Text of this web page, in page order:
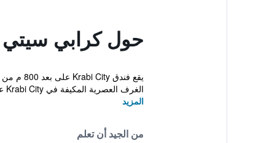
حول كرابي
الغرف العصرية المكيفة في Krabi City عل...
المزيد
من الجيد أن تعلم